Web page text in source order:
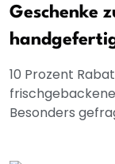
Geschenke
10 Prozent
Besonders